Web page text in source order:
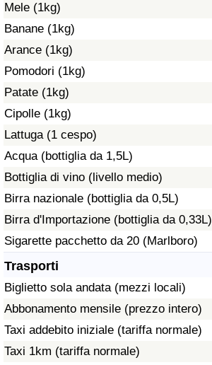
Mele (1kg)
Banane (1kg)
Arance (1kg)
Pomodori (1kg)
Patate (1kg)
Cipolle (1kg)
Lattuga (1 cespo)
Acqua (bottiglia da 1,5L)
Bottiglia di vino (livello medio)
Birra nazionale (bottiglia da 0,5L)
Birra d'Importazione (bottiglia da 0,33L)
Sigarette pacchetto da 20 (Marlboro)
Trasporti
Biglietto sola andata (mezzi locali)
Abbonamento mensile (prezzo intero)
Taxi addebito iniziale (tariffa normale)
Taxi 1km (tariffa normale)
Inquinamento
Indice dell’Inquinamento (Corrente)
Indice di inquinamento
Indice dell’Inquinamento per Nazione
Traffico
Indice del Traffico
Indice del traffico (Corrente)
Indice del traffico per Nazione